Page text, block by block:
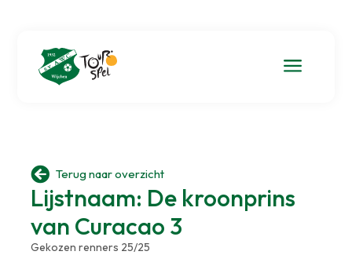
a
 Terug naar overzicht
Lijstnaam: De kroonprins
van Curacao 3
Gekozen renners 25/25